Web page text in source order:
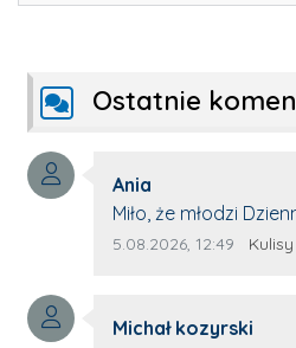
Ostatnie
Autor komentarza:
Ania
Treść komentarza:
Miło, że młodzi
młode talenty,
z nim wywiad, który
Data dodania
5.08.2026, 12:49 Kulisy
Autor komentarza:
Michał kozyrski